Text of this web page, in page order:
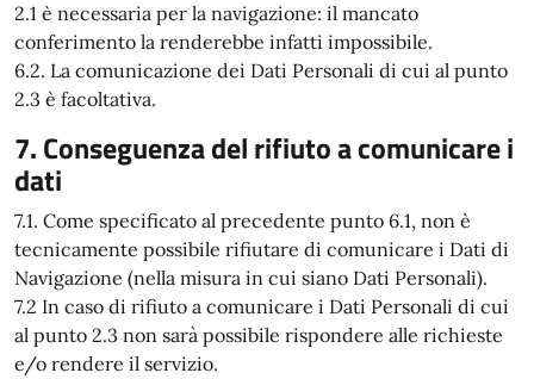
2.1 è necessaria per la navigazione: il mancato
conferimento la renderebbe infatti impossibile.
6.2. La comunicazione dei Dati Personali di cui al punto
2.3 è facoltativa.
7. Conseguenza del rifiuto a comunicare i
dati
7.1. Come specificato al precedente punto 6.1, non è
tecnicamente possibile rifiutare di comunicare i Dati di
Navigazione (nella misura in cui siano Dati Personali).
7.2 In caso di rifiuto a comunicare i Dati Personali di cui
al punto 2.3 non sarà possibile rispondere alle richieste
e/o rendere il servizio.